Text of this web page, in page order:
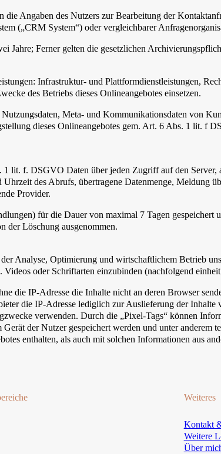
Angaben des Nutzers zur Bearbeitung der
(„CRM System“) oder vergleichbarer
Jahre; Ferner gelten die gesetzlichen
Infrastruktur- und Plattformdienstleistungen,
des Betriebs dieses Onlineangebotes einsetzen.
Meta- und Kommunikationsdaten von
dieses Onlineangebotes gem. Art. 6 Abs. 1 lit. f
lit. f. DSGVO Daten über jeden Zugriff auf den Server,
des Abrufs, übertragene Datenmenge, Meldung
Provider.
für die Dauer von maximal 7 Tagen gespeichert
der Löschung ausgenommen.
Analyse, Optimierung und wirtschaftlichem Betrieb
oder Schriftarten einzubinden (nachfolgend
die IP-Adresse die Inhalte nicht an deren Browser
die IP-Adresse lediglich zur Auslieferung der Inhalte
verwenden. Durch die „Pixel-Tags“ können
der Nutzer gespeichert werden und unter anderem
enthalten, als auch mit solchen Informationen aus
Weiteres
Kontakt
Weitere
Über